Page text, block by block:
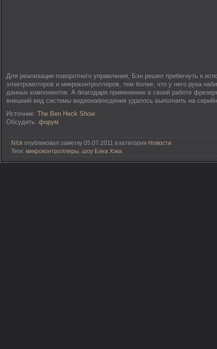
Для реализации поворотного управления, Бэн решил прибегнуть к
электромоторов и микроконтроллеров, тем более, что у него рука
данных компонентов. А благодаря применению в своей работе
внешний вид системы видеонаблюдения удалось выполнить на
Источник: The Ben Heck Show
Обсудить: форум
N!ck опубликовал заметку 05.07.2011 в категории Новости
Теги: микроконтроллеры, шоу Бэна Хэка